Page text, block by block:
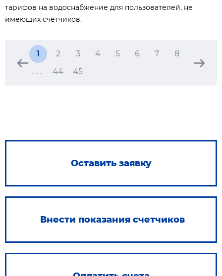
тарифов на водоснабжение для пользователей, не
имеющих счетчиков.
1 2 3 4 5 6 7
8
. . .
44 45
Оставить заявку
Внести показания счетчиков